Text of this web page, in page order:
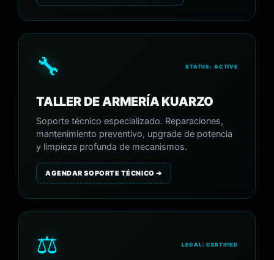
🔧 STATUS: ACTIVE
TALLER DE ARMERÍA KUARZO
Soporte técnico especializado. Reparaciones,
mantenimiento preventivo, upgrade de potencia
y limpieza profunda de mecanismos.
AGENDAR SOPORTE TÉCNICO ➔
⚖️ LEGAL: CERTIFIED